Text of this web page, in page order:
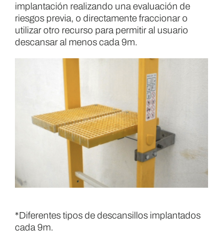
implantación realizando una evaluación de
riesgos previa, o directamente fraccionar o
utilizar otro recurso para permitir al usuario
descansar al menos cada 9m.
*Diferentes tipos de descansillos implantados
cada 9m.